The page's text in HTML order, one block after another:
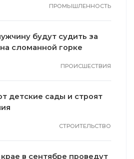
ПРОМЫШЛЕННОСТЬ
будут судить за
сломанной горке
ПРОИСШЕСТВИЯ
детские сады и строят
СТРОИТЕЛЬСТВО
в сентябре проведут